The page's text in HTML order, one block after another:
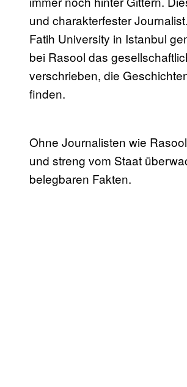
und charakterfester
Fatih University in Istanbul
bei Rasool das
verschrieben, die
finden.
Ohne Journalisten wie
und streng vom Staat
belegbaren Fakten.